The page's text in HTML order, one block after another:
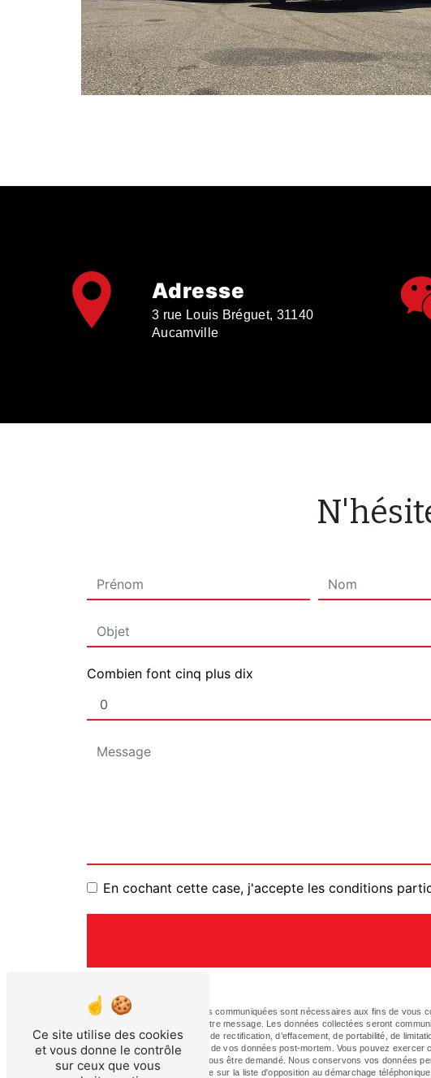
Adresse
3 rue Louis Bréguet, 31140
Aucamville
Combien font cinq plus dix
En cochant cette case, j'accepte les conditions
** Les données personnelles communiquées sont nécessaires aux fins de
le seul but de répondre à votre message. Les données collectées seront
disposez de droits d’accès, de rectification, d’effacement, de portabilité, de
ainsi que d’organiser le sort de vos données post-mortem. Vous pouvez
justificatif d'identité pourra vous être demandé. Nous conservons vos données
avez le droit de vous inscrire sur la liste d'opposition au démarchage
Ce site utilise des cookies
et vous donne le contrôle
sur ceux que vous